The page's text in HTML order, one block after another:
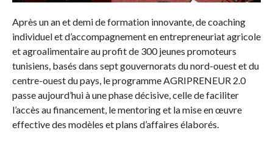
Après un an et demi de formation innovante, de coaching
individuel et d’accompagnement en entrepreneuriat agricole
et agroalimentaire au profit de 300 jeunes promoteurs
tunisiens, basés dans sept gouvernorats du nord-ouest et du
centre-ouest du pays, le programme AGRIPRENEUR 2.0
passe aujourd’hui à une phase décisive, celle de faciliter
l’accès au financement, le mentoring et la mise en œuvre
effective des modèles et plans d’affaires élaborés.